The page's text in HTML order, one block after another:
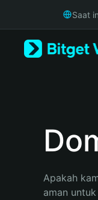
Русский
Bahasa Indonesia
Saat
Apakah
aman